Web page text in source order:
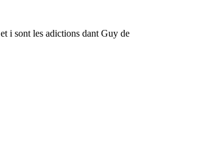
i sont les adictions dant Guy de